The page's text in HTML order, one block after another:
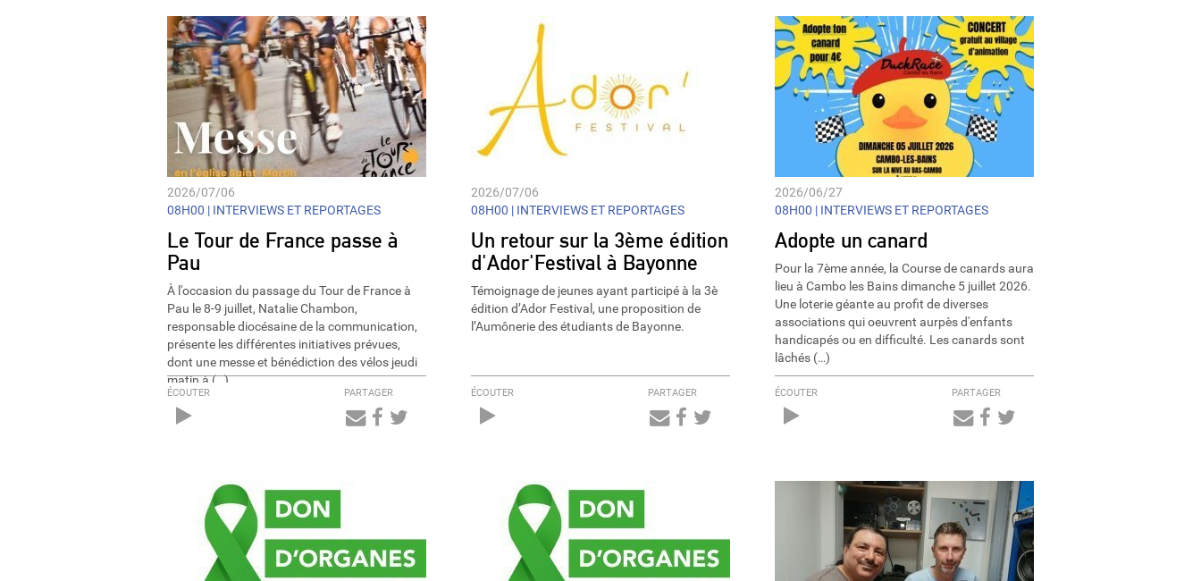
2026/07/06
08H00 | INTERVIEWS ET REPORTAGES
Le Tour de France passe à
Pau
À l'occasion du passage du Tour de France à
Pau le 8-9 juillet, Natalie Chambon,
responsable diocésaine de la communication,
présente les différentes initiatives prévues,
dont une messe et bénédiction des vélos jeudi
matin à (…)
ÉCOUTER PARTAGER
2026/07/06
08H00 | INTERVIEWS ET REPORTAGES
Un retour sur la 3ème édition
d'Ador'Festival à Bayonne
Témoignage de jeunes ayant participé à la 3è
édition d’Ador Festival, une proposition de
l’Aumônerie des étudiants de Bayonne.
ÉCOUTER PARTAGER
2026/06/27
08H00 | INTERVIEWS ET REPORTAGES
Adopte un canard
Pour la 7ème année, la Course de canards aura
lieu à Cambo les Bains dimanche 5 juillet 2026.
Une loterie géante au profit de diverses
associations qui oeuvrent aurpès d'enfants
handicapés ou en difficulté. Les canards sont
lâchés (…)
ÉCOUTER PARTAGER